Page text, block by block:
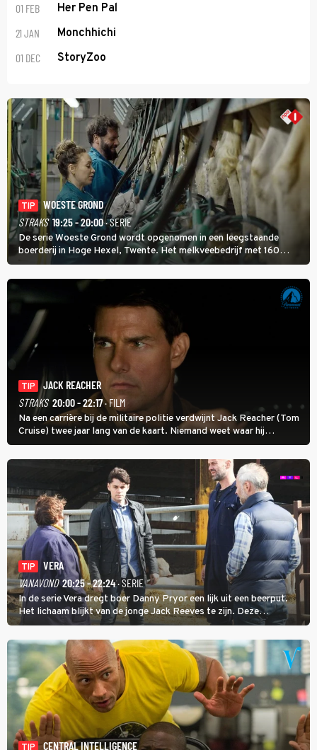
01 FEB Her Pen Pal
21 JAN Monchhichi
01 DEC StoryZoo
TIP
WOESTE GROND
STRAKS 19:25 - 20:00· SERIE
De serie Woeste Grond wordt opgenomen in een leegstaande
boerderij in Hoge Hexel, Twente. Het melkveebedrijf met 160
koeien moest sluiten, omdat het dicht bij een Natura 2000-gebied
ligt. In de serie heerst er een gevaarlijke veeziekte.
TIP
JACK REACHER
STRAKS 20:00 - 22:17· FILM
Na een carrière bij de militaire politie verdwijnt Jack Reacher (Tom
Cruise) twee jaar lang van de kaart. Niemand weet waar hij
uithangt, totdat moordverdachte James Barr naar hem vraagt.
TIP
VERA
VANAVOND 20:25 - 22:24· SERIE
In de serie Vera dregt boer Danny Pryor een lijk uit een beerput.
Het lichaam blijkt van de jonge Jack Reeves te zijn. Deze
homoseksuele woonwagenbewoner had gebroken met zijn familie
en verliet het kamp met slaande ruzie.
CENTRAL INTELLIGENCE